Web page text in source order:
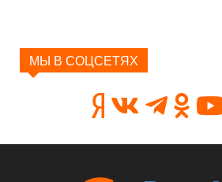
МЫ В СОЦСЕТЯХ